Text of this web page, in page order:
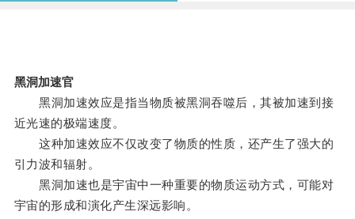
黑洞加速官
黑洞加速效应是指当物质被黑洞吞噬后，其被加速到接
近光速的极端速度。
这种加速效应不仅改变了物质的性质，还产生了强大的
引力波和辐射。
黑洞加速也是宇宙中一种重要的物质运动方式，可能对
宇宙的形成和演化产生深远影响。